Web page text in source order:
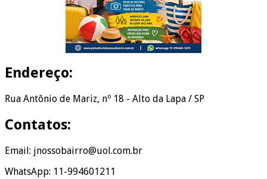
Endereço:
Rua Antônio de Mariz, nº 18 - Alto da Lapa / SP
Contatos:
Email: jnossobairro@uol.com.br
WhatsApp: 11-994601211